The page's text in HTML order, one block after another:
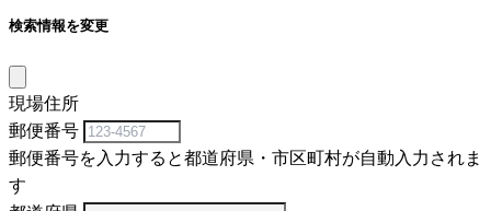
検索情報を変更
現場住所
郵便番号
郵便番号を入力すると都道府県・市区町村が自動入力されま
す